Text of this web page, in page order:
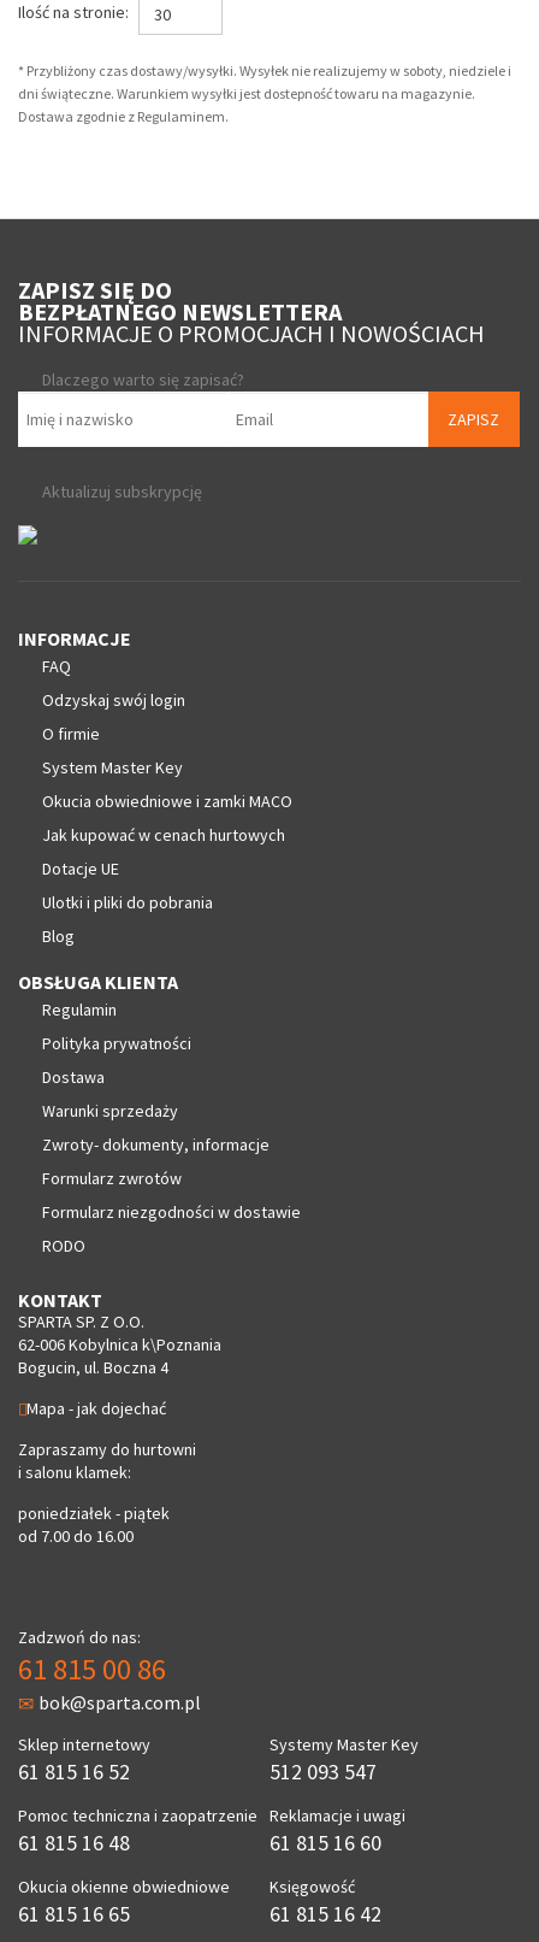
Ilość na stronie: 30
* Przybliżony czas dostawy/wysyłki. Wysyłek nie realizujemy w soboty, niedziele i
dni świąteczne. Warunkiem wysyłki jest dostepność towaru na magazynie.
Dostawa zgodnie z Regulaminem.
ZAPISZ SIĘ DO
BEZPŁATNEGO NEWSLETTERA
INFORMACJE O PROMOCJACH I NOWOŚCIACH
Dlaczego warto się zapisać?
ZAPISZ
Aktualizuj subskrypcję
INFORMACJE
FAQ
Odzyskaj swój login
O firmie
System Master Key
Okucia obwiedniowe i zamki MACO
Jak kupować w cenach hurtowych
Dotacje UE
Ulotki i pliki do pobrania
Blog
OBSŁUGA KLIENTA
Regulamin
Polityka prywatności
Dostawa
Warunki sprzedaży
Zwroty- dokumenty, informacje
Formularz zwrotów
Formularz niezgodności w dostawie
RODO
KONTAKT
SPARTA SP. Z O.O.
62-006 Kobylnica k\Poznania
Bogucin, ul. Boczna 4
Mapa - jak dojechać
Zapraszamy do hurtowni
i salonu klamek:
poniedziałek - piątek
od 7.00 do 16.00
Zadzwoń do nas:
61 815 00 86
bok@sparta.com.pl
Sklep internetowy
61 815 16 52
Pomoc techniczna i zaopatrzenie
61 815 16 48
Okucia okienne obwiedniowe
61 815 16 65
Systemy Master Key
512 093 547
Reklamacje i uwagi
61 815 16 60
Księgowość
61 815 16 42